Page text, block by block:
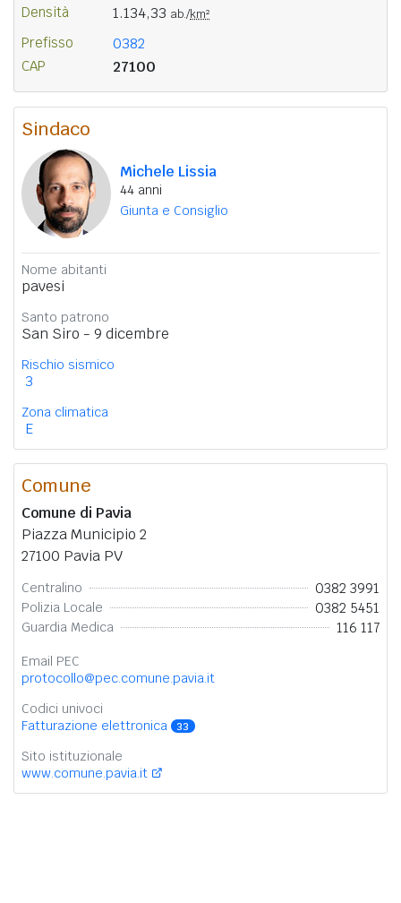
Densità 1.134,33 ab./km²
Prefisso 0382
CAP 27100
Sindaco
Michele Lissia
44 anni
Giunta e Consiglio
Nome abitanti
pavesi
Santo patrono
San Siro - 9 dicembre
Rischio sismico
3
Zona climatica
E
Comune
Comune di Pavia
Piazza Municipio 2
27100 Pavia PV
Centralino 0382 3991
Polizia Locale 0382 5451
Guardia Medica 116 117
Email PEC
protocollo@pec.comune.pavia.it
Codici univoci
Fatturazione elettronica
33
Sito istituzionale
www.comune.pavia.it